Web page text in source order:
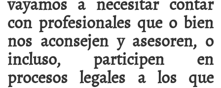
con profesionales que o bien
nos aconsejen y asesoren, o
incluso, participen en
procesos legales a los que